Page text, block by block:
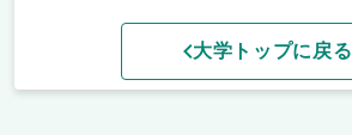
大学トップに戻る